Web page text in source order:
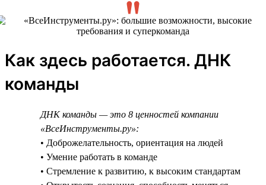
Как здесь работается. ДНК
команды
ДНК команды — это 8 ценностей компании
«ВсеИнструменты.ру»:
• Доброжелательность, ориентация на людей
• Умение работать в команде
• Стремление к развитию, к высоким стандартам